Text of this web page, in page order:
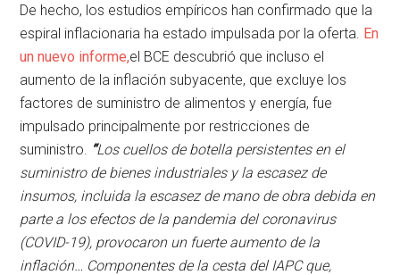
De hecho, los estudios empíricos han confirmado que la
espiral inflacionaria ha estado impulsada por la oferta. En
un nuevo informe,el BCE descubrió que incluso el
aumento de la inflación subyacente, que excluye los
factores de suministro de alimentos y energía, fue
impulsado principalmente por restricciones de
suministro. “Los cuellos de botella persistentes en el
suministro de bienes industriales y la escasez de
insumos, incluida la escasez de mano de obra debida en
parte a los efectos de la pandemia del coronavirus
(COVID-19), provocaron un fuerte aumento de la
inflación… Componentes de la cesta del IAPC que,